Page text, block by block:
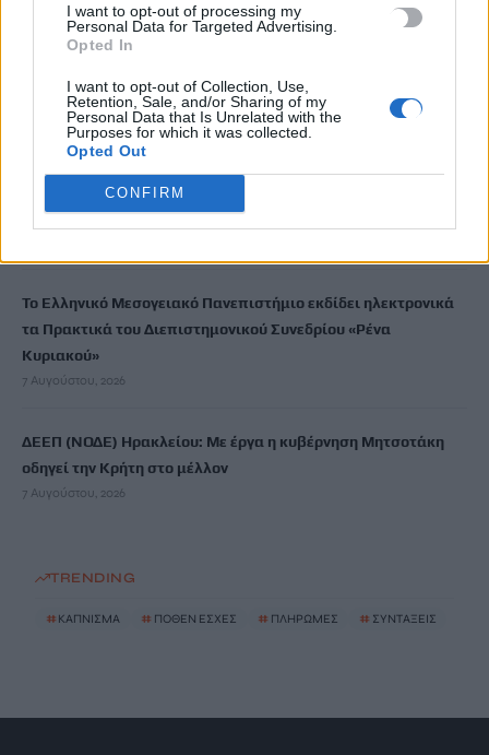
I want to opt-out of processing my
Personal Data for Targeted Advertising.
Opted In
I want to opt-out of Collection, Use,
Retention, Sale, and/or Sharing of my
Personal Data that Is Unrelated with the
Purposes for which it was collected.
Opted Out
CONFIRM
7 Αυγούστου, 2026
Σοκαριστικές αποκαλύψεις του FBI μετά το Μουντιάλ: «Θα
ανατινάξω τον Μέσι με τέσσερις βόμβες»
7 Αυγούστου, 2026
ΗΠΑ: Δασκάλα χορού κατηγορείται για σεξουαλική
κακοποίηση δύο ανήλικων μαθητών της
Το Ελληνικό Μεσογειακό Πανεπιστήμιο εκδίδει ηλεκτρονικά
τα Πρακτικά του Διεπιστημονικού Συνεδρίου «Ρένα
Κυριακού»
7 Αυγούστου, 2026
ΔΕΕΠ (ΝΟΔΕ) Ηρακλείου: Με έργα η κυβέρνηση Μητσοτάκη
οδηγεί την Κρήτη στο μέλλον
7 Αυγούστου, 2026
TRENDING
# ΚΑΠΝΙΣΜΑ # ΠΟΘΕΝ ΕΣΧΕΣ # ΠΛΗΡΩΜΕΣ # ΣΥΝΤΑΞΕΙΣ